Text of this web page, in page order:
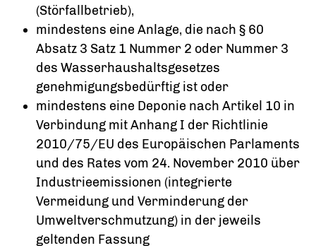
(Störfallbetrieb),
mindestens eine Anlage, die nach § 60
Absatz 3 Satz 1 Nummer 2 oder Nummer 3
des Wasserhaushaltsgesetzes
genehmigungsbedürftig ist oder
mindestens eine Deponie nach Artikel 10 in
Verbindung mit Anhang I der Richtlinie
2010/75/EU des Europäischen Parlaments
und des Rates vom 24. November 2010 über
Industrieemissionen (integrierte
Vermeidung und Verminderung der
Umweltverschmutzung) in der jeweils
geltenden Fassung